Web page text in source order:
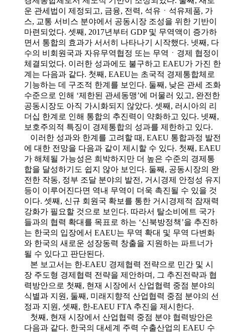
운 관세법이 제정되고, 금융, 전력, 석유ㆍ석유제품, 가
스, 교통 서비스 분야에서 공동시장 조성을 위한 기반이
마련되었다. 셋째, 2017년부터 GDP 및 무역액이 증가하
면서 통합의 효과가 서서히 나타나기 시작했다. 넷째, 다
수의 비회원국과 자유무역협정 또는 무역ㆍ경제 협정이
체결되었다. 이러한 성과에도 불구하고 EAEU가 가진 한
계는 다음과 같다. 첫째, EAEU는 초국적 경제통합체로
기능하는 데 구조적 한계를 보인다. 둘째, 낮은 관세 조화
수준으로 인해 ‘제한된 관세동맹’에 머물러 있고, 완전한
공동시장도 아직 가시화되지 않았다. 셋째, 러시아의 리
더십 한계로 인해 통합의 추진력이 약화하고 있다. 넷째,
보호주의적 특징이 경제통합의 성과를 제한하고 있다.
이러한 성과와 한계를 고려할 때, EAEU 통합과정 발전
에 대한 전망을 다음과 같이 제시할 수 있다. 첫째, EAEU
가 해체될 가능성은 희박하지만 더 높은 수준의 경제통
합을 달성하기도 쉽지 않아 보인다. 둘째, 공동시장의 완
전한 작동, 정부 조달 분야의 발전, 거시경제 안정성 유지
등이 이루어진다면 역내 무역이 더욱 촉진될 수 있을 것
이다. 셋째, 신규 회원국 확보를 통한 거시경제적 잠재력
강화가 필요할 것으로 보인다. 따라서 탈소비에트 국가
들과의 협력 확대를 목표로 하는 ‘신북방정책’을 추진하
는 한국의 입장에서 EAEU는 무역 확대 및 무역 다변화
와 한국의 새로운 성장동력 창출을 지원하는 파트너가
될 수 있다고 판단된다.
본 보고서는 한-EAEU 경제협력 전략으로 민간 및 시
장 주도형 경제협력 전략을 제안하며, 그 추진전략과 협
력방안으로 첫째, 현재 시장에서 산업협력 중점 분야의
식별과 지원, 둘째, 미래지향적 산업협력 중점 분야의 선
정과 지원, 셋째, 한-EAEU FTA 추진을 제시한다.
첫째, 현재 시장에서 산업협력 중점 분야 협력방안은
다음과 같다. 한국의 대세계 주력 수출산업의 EAEU 수